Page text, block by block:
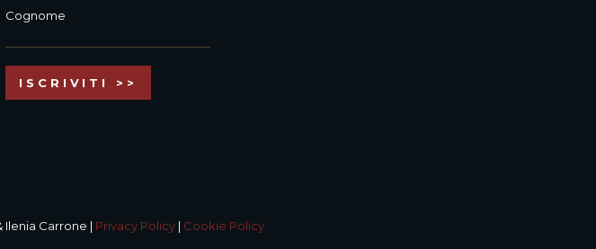
Cognome
Ilenia Carrone | Privacy Policy| Cookie Policy